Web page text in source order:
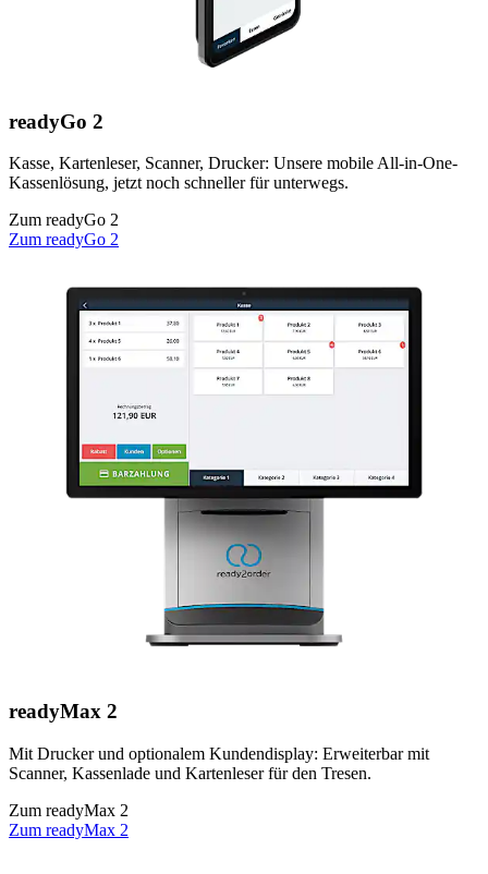
readyGo 2
Kasse, Kartenleser, Scanner, Drucker: Unsere mobile All-in-One-
Kassenlösung, jetzt noch schneller für unterwegs.
Zum readyGo 2
Zum readyGo 2
readyMax 2
Mit Drucker und optionalem Kundendisplay: Erweiterbar mit
Scanner, Kassenlade und Kartenleser für den Tresen.
Zum readyMax 2
Zum readyMax 2